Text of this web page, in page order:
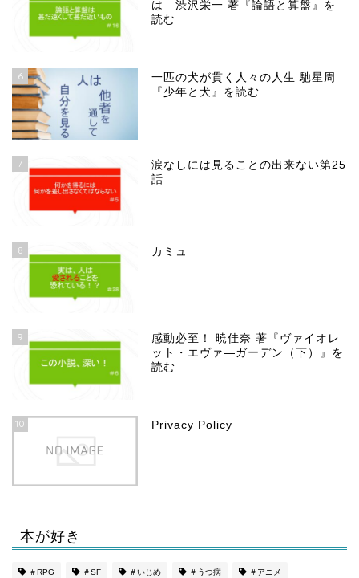
は 渋沢栄一 著『論語と算盤』を
読む
6
一匹の犬が貫く人々の人生 馳星周
『少年と犬』を読む
7
涙なしには見ることの出来ない第25
話
8 カミュ
9
感動必至！ 暁佳奈 著『ヴァイオレ
ット・エヴァ―ガーデン（下）』を
読む
10 Privacy Policy
本が好き
＃RPG ＃SF ＃いじめ ＃うつ病 ＃アニメ